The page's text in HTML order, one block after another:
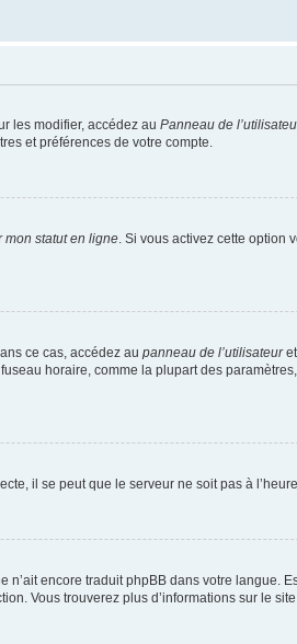
les modifier, accédez au Panneau de
et préférences de votre compte.
mon statut en ligne . Si vous activez cette
ce cas, accédez au panneau de l’utilisateuret
horaire, comme la plupart des
il se peut que le serveur ne soit pas à
encore traduit phpBB dans votre langue.
Vous trouverez plus d’informations sur le